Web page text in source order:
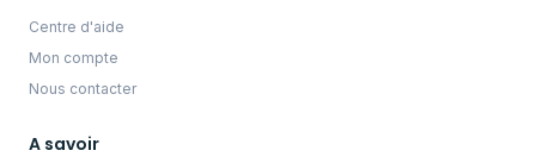
Centre d'aide
Mon compte
Nous contacter
A savoir